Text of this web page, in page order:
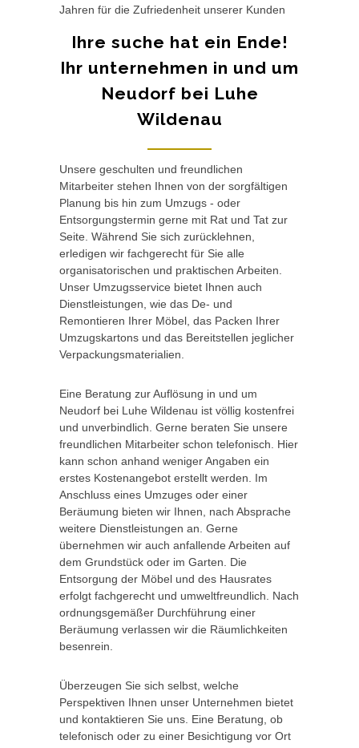
Jahren für die Zufriedenheit unserer Kunden
Ihre suche hat ein Ende!
Ihr unternehmen in und um
Neudorf bei Luhe
Wildenau
Unsere geschulten und freundlichen
Mitarbeiter stehen Ihnen von der sorgfältigen
Planung bis hin zum Umzugs - oder
Entsorgungstermin gerne mit Rat und Tat zur
Seite. Während Sie sich zurücklehnen,
erledigen wir fachgerecht für Sie alle
organisatorischen und praktischen Arbeiten.
Unser Umzugsservice bietet Ihnen auch
Dienstleistungen, wie das De- und
Remontieren Ihrer Möbel, das Packen Ihrer
Umzugskartons und das Bereitstellen jeglicher
Verpackungsmaterialien.
Eine Beratung zur Auflösung in und um
Neudorf bei Luhe Wildenau ist völlig kostenfrei
und unverbindlich. Gerne beraten Sie unsere
freundlichen Mitarbeiter schon telefonisch. Hier
kann schon anhand weniger Angaben ein
erstes Kostenangebot erstellt werden. Im
Anschluss eines Umzuges oder einer
Beräumung bieten wir Ihnen, nach Absprache
weitere Dienstleistungen an. Gerne
übernehmen wir auch anfallende Arbeiten auf
dem Grundstück oder im Garten. Die
Entsorgung der Möbel und des Hausrates
erfolgt fachgerecht und umweltfreundlich. Nach
ordnungsgemäßer Durchführung einer
Beräumung verlassen wir die Räumlichkeiten
besenrein.
Überzeugen Sie sich selbst, welche
Perspektiven Ihnen unser Unternehmen bietet
und kontaktieren Sie uns. Eine Beratung, ob
telefonisch oder zu einer Besichtigung vor Ort